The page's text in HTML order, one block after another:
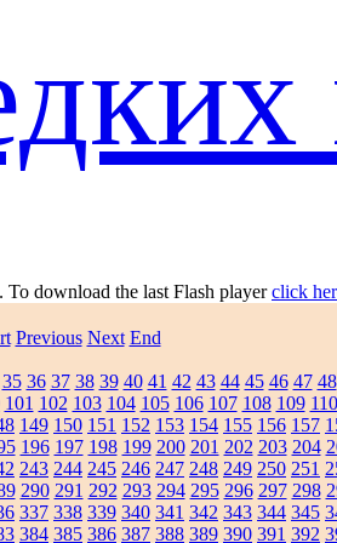
To download the last Flash playerclick
Previous Next End
35 36 37 38 39 40 41 42 43 44 45 46 47 48
101 102 103 104 105 106 107 108 109 110
149 150 151 152 153 154 155 156 157
196 197 198 199 200 201 202 203 204
243 244 245 246 247 248 249 250 251
290 291 292 293 294 295 296 297 298
337 338 339 340 341 342 343 344 345
384 385 386 387 388 389 390 391 392